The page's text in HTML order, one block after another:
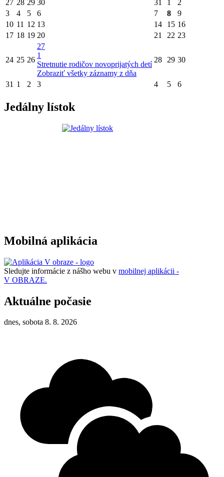
27 28 29 30 31 1
2
3
4 5 6 7 8
9
10 11 12 13 14 15 16
17 18 19 20 21 22 23
24 25 26
27
1
Stretnutie rodičov novoprijatých detí
Zobraziť všetky záznamy z dňa
28 29 30
31 1 2 3 4 5 6
Jedálny lístok
Mobilná aplikácia
Sledujte informácie z nášho webu v mobilnej aplikácii -
V OBRAZE.
Aktuálne počasie
dnes, sobota 8. 8. 2026